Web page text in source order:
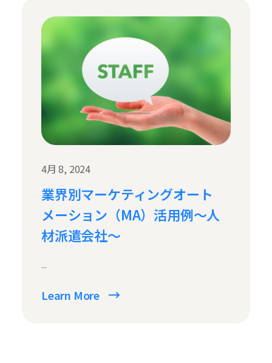
4月 8, 2024
業界別マーケティングオート
メーション（MA）活用例〜人
材派遣会社〜
...
Learn More